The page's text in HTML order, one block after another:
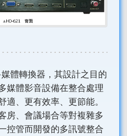
體轉換器，其設計之目的
媒體影音設備在整合處理
適、更有效率、更節能。
房、會議場合等對複雜多
控管而開發的多訊號整合